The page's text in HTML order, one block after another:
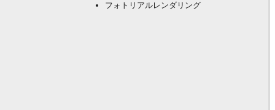
フォトリアルレンダリング